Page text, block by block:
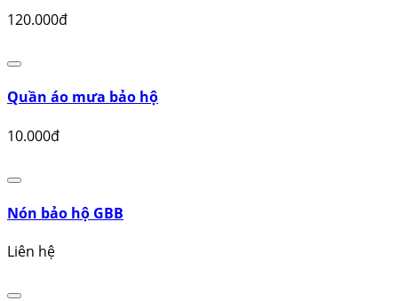
Rổ inox dùng cho chậu rửa chén
52.000đ
Vòi rửa bát, chén
120.000đ
Quần áo mưa bảo hộ